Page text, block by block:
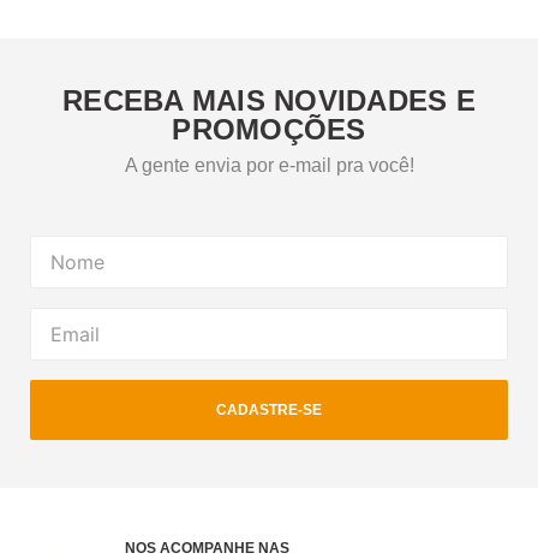
RECEBA MAIS NOVIDADES E
PROMOÇÕES
A gente envia por e-mail pra você!
CADASTRE-SE
NOS ACOMPANHE NAS